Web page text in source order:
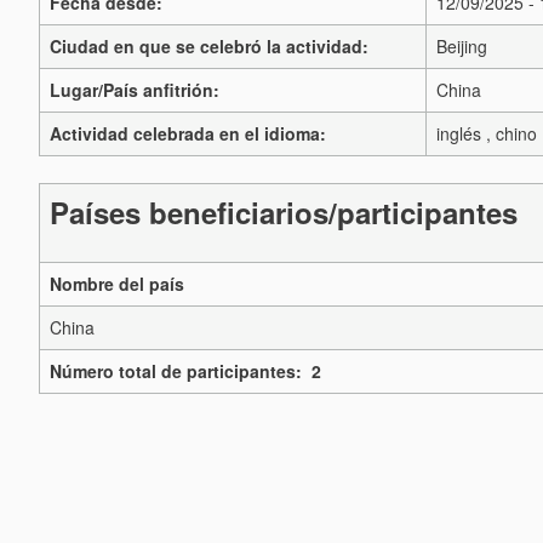
Ciudad en que se celebró la actividad:
Beijing
Lugar/País anfitrión:
China
Actividad celebrada en el idioma:
inglés , chino
Países beneficiarios/participantes
Nombre del país
China
Número total de participantes: 2